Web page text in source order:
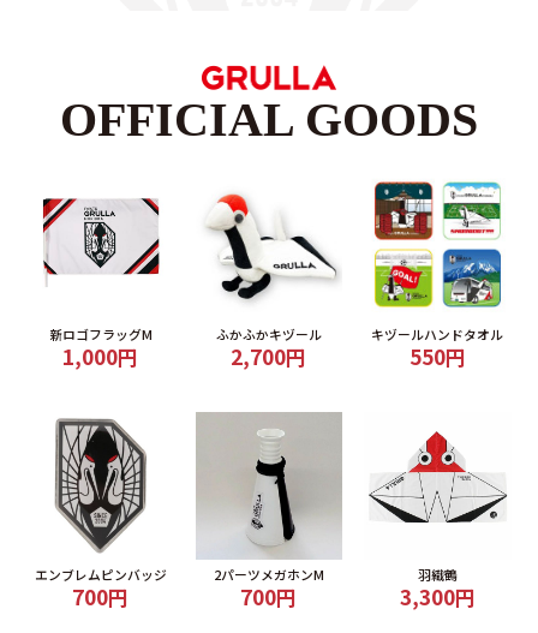
OFFICIAL GOODS
新ロゴフラッグM
1,000円
ふかふかキヅール
2,700円
キヅールハンドタオル
550円
エンブレムピンバッジ
700円
2パーツメガホンM
700円
羽織鶴
3,300円